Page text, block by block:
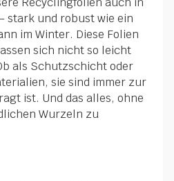
stark und robust wie ein
im Winter. Diese Folien
sich nicht so leicht
als Schutzschicht oder
sie sind immer zur
ist. Und das alles, ohne
Wurzeln zu